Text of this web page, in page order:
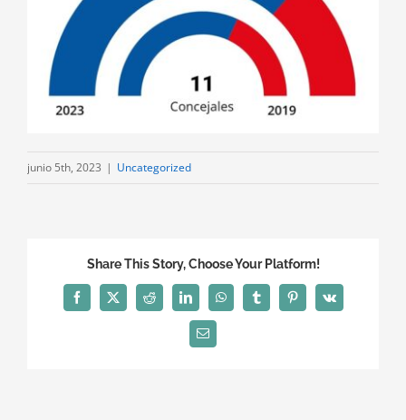
junio 5th, 2023 | Uncategorized
Share This Story, Choose Your Platform!
Facebook
X Reddit LinkedInWhatsAppTumblrPinterest
Vk
Correo
electrónico